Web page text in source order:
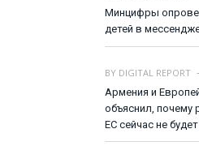
Минцифры
детей в
BY DIGITAL REPORT
Армения и
объяснил, почему
ЕС сейчас не будет